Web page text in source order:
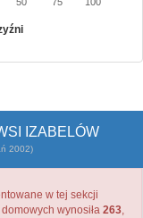
IZABELÓW
2002)
w tej sekcji
wynosiła 263,